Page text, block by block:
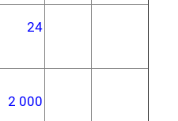
24
2 000